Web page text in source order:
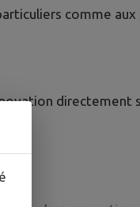
comme
directement